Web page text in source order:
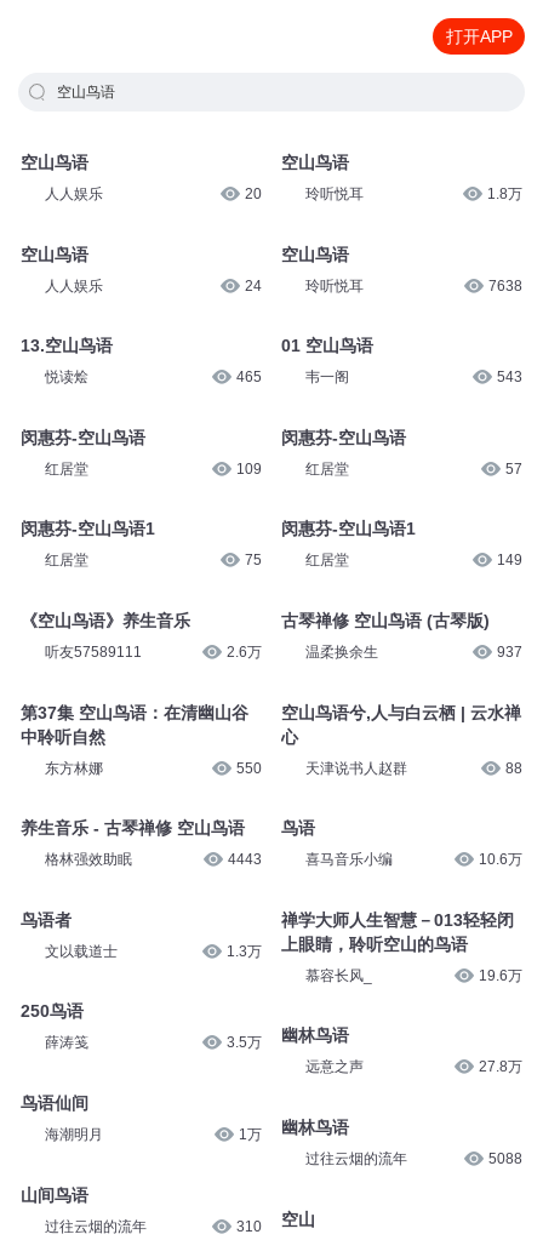
打开APP
空山鸟语
空山鸟语
人人娱乐 20
空山鸟语
人人娱乐 24
13.空山鸟语
悦读烩 465
闵惠芬-空山鸟语
红居堂 109
闵惠芬-空山鸟语1
红居堂 75
《空山鸟语》养生音乐
听友57589111 2.6万
第37集 空山鸟语：在清幽山谷
中聆听自然
东方林娜 550
养生音乐 - 古琴禅修 空山鸟语
格林强效助眠 4443
鸟语者
文以载道士 1.3万
250鸟语
薛涛笺 3.5万
鸟语仙间
海潮明月 1万
山间鸟语
过往云烟的流年 310
空山鸟语
玲听悦耳 1.8万
空山鸟语
玲听悦耳 7638
01 空山鸟语
韦一阁 543
闵惠芬-空山鸟语
红居堂 57
闵惠芬-空山鸟语1
红居堂 149
古琴禅修 空山鸟语 (古琴版)
温柔换余生 937
空山鸟语兮,人与白云栖 | 云水禅
心
天津说书人赵群 88
鸟语
喜马音乐小编 10.6万
禅学大师人生智慧－013轻轻闭
上眼睛，聆听空山的鸟语
慕容长风_ 19.6万
幽林鸟语
远意之声 27.8万
幽林鸟语
过往云烟的流年 5088
空山